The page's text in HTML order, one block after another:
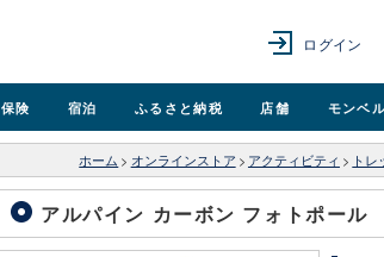
ログイン
保険 宿泊 ふるさと納税 店舗 モンベ
ホーム > オンラインストア > アクティビティ > ト
アルパイン カーボン フォトポール